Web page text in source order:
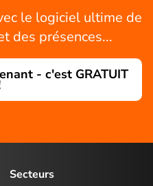
le logiciel ultime de
des présences...
- c'est GRATUIT
Secteurs